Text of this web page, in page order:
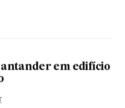
em edifício